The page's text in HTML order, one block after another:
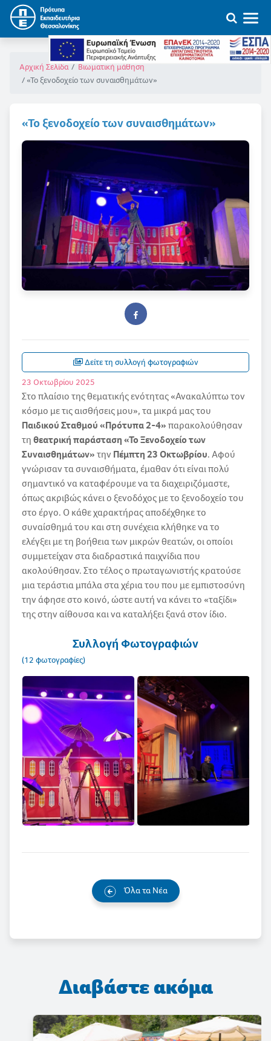
Αρχική Σελίδα
Βιωματική μάθηση
«Το ξενοδοχείο των συναισθημάτων»
«Το ξενοδοχείο των συναισθημάτων»
Δείτε τη συλλογή φωτογραφιών
23 Οκτωβρίου 2025
Στο πλαίσιο της θεματικής ενότητας «Ανακαλύπτω τον
κόσμο με τις αισθήσεις μου», τα μικρά μας του
Παιδικού Σταθμού «Πρότυπα 2-4»παρακολούθησαν
τηθεατρική παράσταση«Το Ξενοδοχείο των
Συναισθημάτων»τηνΠέμπτη 23 Οκτωβρίου. Αφού
γνώρισαν τα συναισθήματα, έμαθαν ότι είναι πολύ
σημαντικό να καταφέρουμε να τα διαχειριζόμαστε,
όπως ακριβώς κάνει ο ξενοδόχος με το ξενοδοχείο του
στο έργο. Ο κάθε χαρακτήρας αποδέχθηκε το
συναίσθημά του και στη συνέχεια κλήθηκε να το
ελέγξει με τη βοήθεια των μικρών θεατών, οι οποίοι
συμμετείχαν στα διαδραστικά παιχνίδια που
ακολούθησαν. Στο τέλος ο πρωταγωνιστής κρατούσε
μια τεράστια μπάλα στα χέρια του που με εμπιστοσύνη
την άφησε στο κοινό, ώστε αυτή να κάνει το «ταξίδι»
της στην αίθουσα και να καταλήξει ξανά στον ίδιο.
Συλλογή Φωτογραφιών
(12 φωτογραφίες)
Όλα τα Νέα
Διαβάστε ακόμα